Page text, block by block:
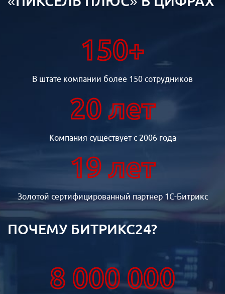
150+
В штате компании более 150 сотрудников
20 лет
Компания существует с 2006 года
19 лет
Золотой сертифицированный партнер 1С-Битрикс
ПОЧЕМУ БИТРИКС24?
8 000 000